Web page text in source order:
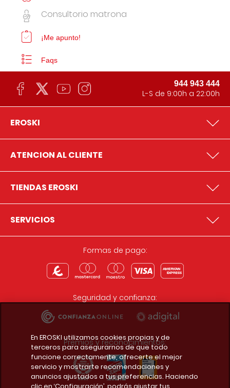
Consultorio matrona
¡Me apunto!
Faqs
944 943 444
L-S de 9:00h a 22:00h
EROSKI
ATENCION AL CLIENTE
TIENDAS EROSKI
SERVICIOS
Formas de pago:
Seguridad y confianza:
Premios y reconocimientos:
En EROSKI utilizamos cookies propias y de
terceros para asegurarnos de que todo
funcione correctamente, ofrecerte el mejor
servicio y mostrarte recomendaciones y
anuncios ajustados a tus preferencias. Haciendo
clic en ‘Configuración’, podrás ajustar tus